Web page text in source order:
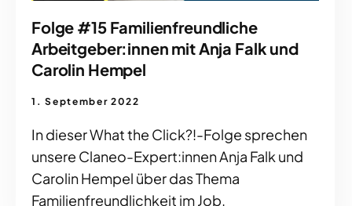
Folge #15 Familienfreundliche
Arbeitgeber:innen mit Anja Falk und
Carolin Hempel
1. September 2022
In dieser What the Click?!-Folge sprechen
unsere Claneo-Expert:innen Anja Falk und
Carolin Hempel über das Thema
Familienfreundlichkeit im Job.